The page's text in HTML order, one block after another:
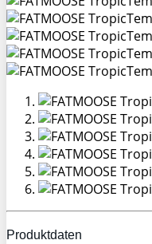
Produktdaten